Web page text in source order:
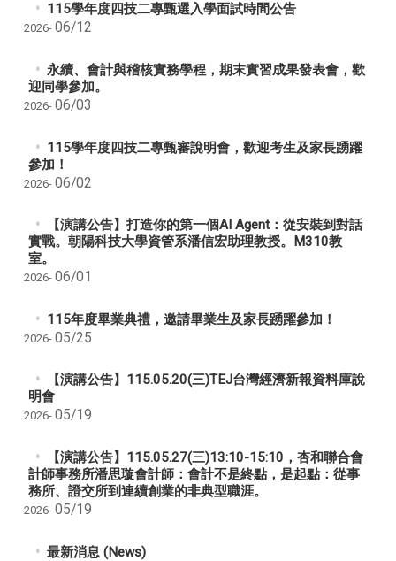
115學年度四技二專甄選入學面試時間公告
2026- 06/12
永續、會計與稽核實務學程，期末實習成果發表會，歡
迎同學參加。
2026- 06/03
115學年度四技二專甄審說明會，歡迎考生及家長踴躍
參加！
2026- 06/02
【演講公告】打造你的第一個AI Agent：從安裝到對話
實戰。朝陽科技大學資管系潘信宏助理教授。M310教
室。
2026- 06/01
115年度畢業典禮，邀請畢業生及家長踴躍參加！
2026- 05/25
【演講公告】115.05.20(三)TEJ台灣經濟新報資料庫說
明會
2026- 05/19
【演講公告】115.05.27(三)13:10-15:10，杏和聯合會
計師事務所潘思璇會計師：會計不是終點，是起點：從事
務所、證交所到連續創業的非典型職涯。
2026- 05/19
最新消息 (News)